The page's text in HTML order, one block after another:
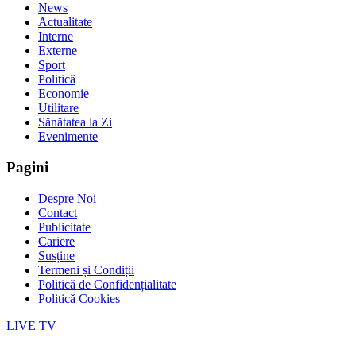
News
Actualitate
Interne
Externe
Sport
Politică
Economie
Utilitare
Sănătatea la Zi
Evenimente
Pagini
Despre Noi
Contact
Publicitate
Cariere
Susține
Termeni și Condiții
Politică de Confidențialitate
Politică Cookies
LIVE TV